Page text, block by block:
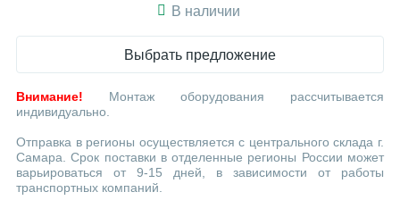
В наличии
Выбрать предложение
Внимание! Монтаж оборудования рассчитывается
индивидуально.
Отправка в регионы осуществляется с центрального склада г.
Самара. Срок поставки в отделенные регионы России может
варьироваться от 9-15 дней, в зависимости от работы
транспортных компаний.